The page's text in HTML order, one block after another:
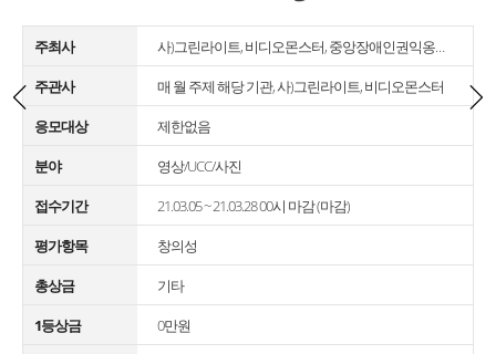
주최사
사)그린라이트, 비디오몬스터, 중앙장애인권익옹호기관, 한국장애인개발원(중앙장애아동·발달장애인지원센터), 한국장애인문화예술원, KIA
주관사
매 월 주제 해당 기관, 사)그린라이트, 비디오몬스터
응모대상
제한없음
분야
영상/UCC/사진
접수기간
21.03.05 ~ 21.03.28 00시 마감 (마감)
평가항목
창의성
총상금
기타
1등상금
0만원